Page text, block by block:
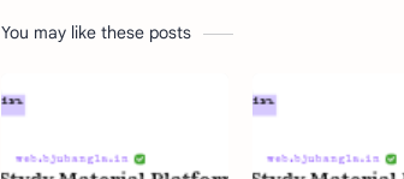
You may like these posts